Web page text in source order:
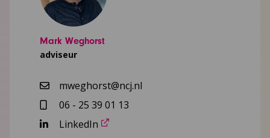
Mark Weghorst
adviseur
mweghorst@ncj.nl
06 - 25 39 01 13
LinkedIn